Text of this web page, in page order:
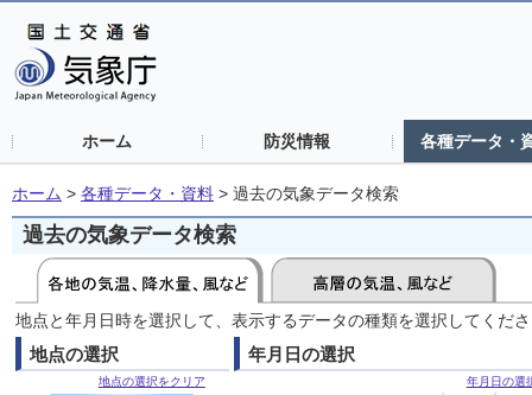
ホーム 防災情報 各種データ・
ホーム > 各種データ・資料 > 過去の気象データ検索
過去の気象データ検索
地点と年月日時を選択して、表示するデータの種類を選択してくだ
地点の選択
地点の選択をクリア
年月日の選択
年月日の選